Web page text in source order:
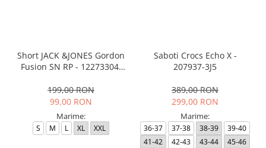
Short JACK &JONES Gordon
Fusion SN RP - 12273304-
199,00 RON
99,00 RON
Marime:
S M L XL XXL
Saboti Crocs Echo X -
207937-3J5
389,00 RON
299,00 RON
Marime:
36-37 37-38 38-39
39-40
41-42
42-43 43-44
45-46